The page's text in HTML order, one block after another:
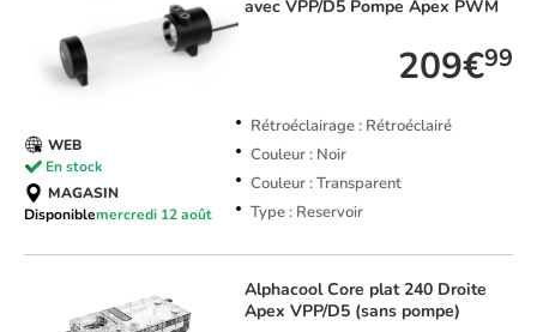
avec VPP/D5 Pompe Apex PWM
209€99
Rétroéclairage : Rétroéclairé
Couleur : Noir
Couleur : Transparent
Type : Reservoir
WEB
En stock
MAGASIN
Disponiblemercredi 12 août
AlphacoolCore plat 240 Droite
Apex VPP/D5 (sans pompe)